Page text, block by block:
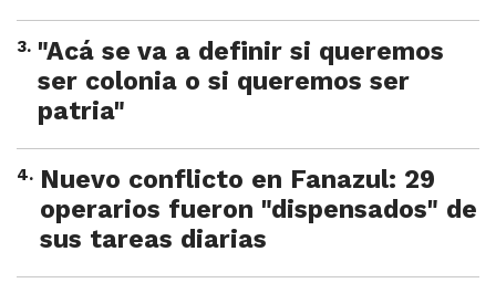
3. "Acá se va a definir si queremos
ser colonia o si queremos ser
patria"
4. Nuevo conflicto en Fanazul: 29
operarios fueron "dispensados" de
sus tareas diarias